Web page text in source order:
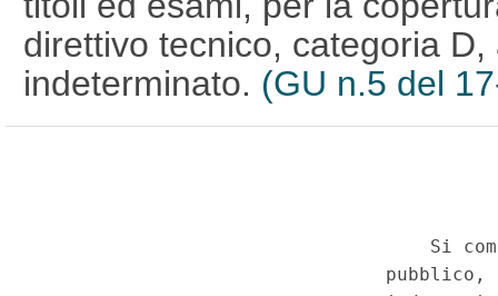
direttivo tecnico, categoria
indeterminato. (GU n.5 del